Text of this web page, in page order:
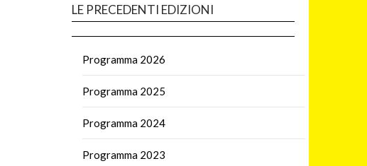
LE PRECEDENTI EDIZIONI
Programma 2026
Programma 2025
Programma 2024
Programma 2023